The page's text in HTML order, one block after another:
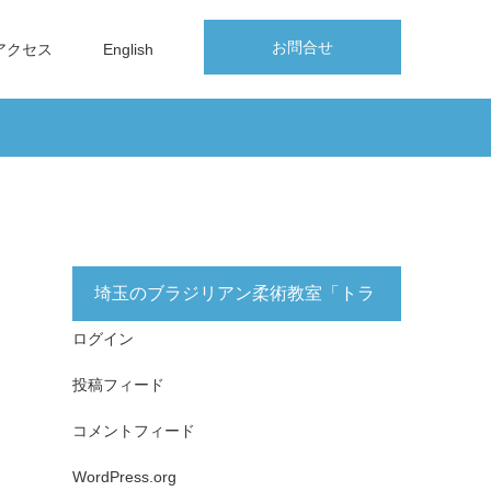
お問合せ
クセス English
埼玉のブラジリアン柔術教室「トラ
イフォース志木」無料体験実施中！
ログイン
投稿フィード
コメントフィード
WordPress.org